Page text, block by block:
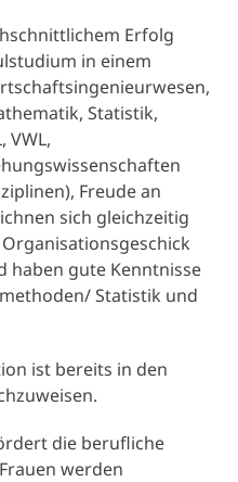
Erfolg
in einem
Statistik,
VWL,
Freude an
sich gleichzeitig
haben gute Kenntnisse
Statistik und
ist bereits in den
die berufliche
werden